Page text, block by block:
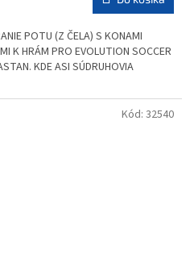
POTU (Z ČELA) S KONAMI
K HRÁM PRO EVOLUTION SOCCER
KDE ASI SÚDRUHOVIA
Kód: 32540